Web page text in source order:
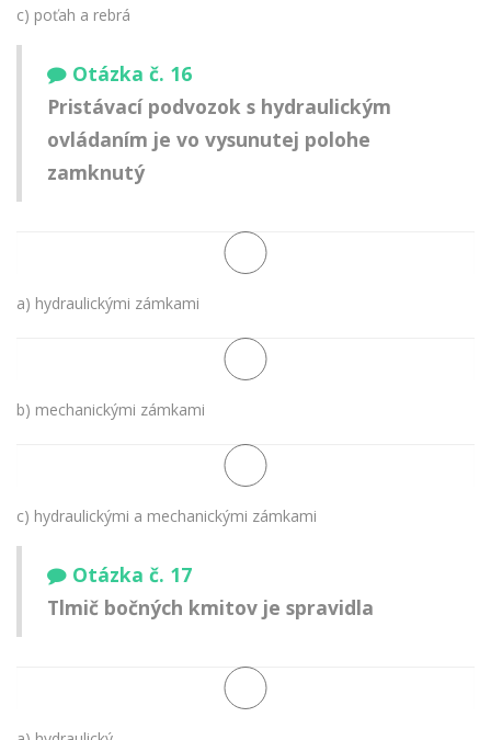
c) poťah a rebrá
Otázka č. 16
Pristávací podvozok s hydraulickým
ovládaním je vo vysunutej polohe
zamknutý
a) hydraulickými zámkami
b) mechanickými zámkami
c) hydraulickými a mechanickými zámkami
Otázka č. 17
Tlmič bočných kmitov je spravidla